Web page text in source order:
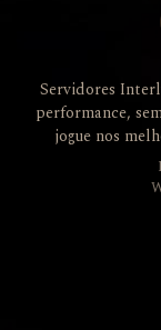
Servidores
performance,
jogue nos